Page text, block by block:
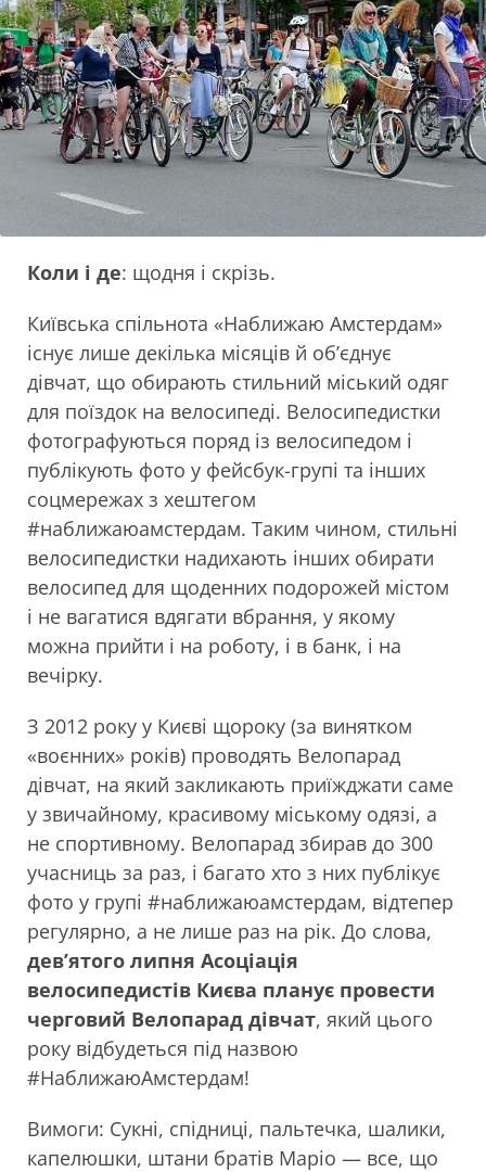
Коли і де: щодня і скрізь.
Київська спільнота «Наближаю Амстердам»
існує лише декілька місяців й об’єднує
дівчат, що обирають стильний міський одяг
для поїздок на велосипеді. Велосипедистки
фотографуються поряд із велосипедом і
публікують фото у фейсбук-групі та інших
соцмережах з хештегом
#наближаюамстердам. Таким чином, стильні
велосипедистки надихають інших обирати
велосипед для щоденних подорожей містом
і не вагатися вдягати вбрання, у якому
можна прийти і на роботу, і в банк, і на
вечірку.
З 2012 року у Києві щороку (за винятком
«воєнних» років) проводять Велопарад
дівчат, на який закликають приїжджати саме
у звичайному, красивому міському одязі, а
не спортивному. Велопарад збирав до 300
учасниць за раз, і багато хто з них публікує
фото у групі #наближаюамстердам, відтепер
регулярно, а не лише раз на рік. До слова,
дев’ятого липня Асоціація
велосипедистів Києва планує провести
черговий Велопарад дівчат, який цього
року відбудеться під назвою
#НаближаюАмстердам!
Вимоги: Сукні, спідниці, пальтечка, шалики,
капелюшки, штани братів Маріо — все, що